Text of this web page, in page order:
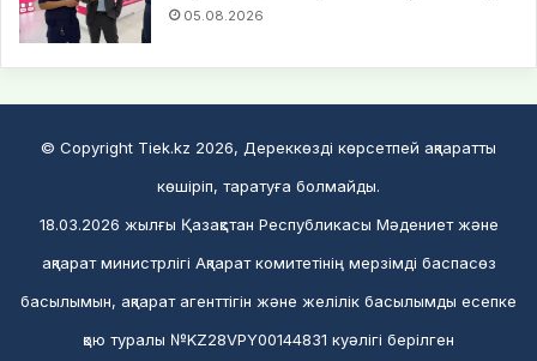
05.08.2026
© Copyright Tiek.kz 2026, Дереккөзді көрсетпей ақпаратты
көшіріп, таратуға болмайды.
18.03.2026 жылғы Қазақстан Республикасы Мәдениет және
ақпарат министрлігі Ақпарат комитетінің мерзімді баспасөз
басылымын, ақпарат агенттігін және желілік басылымды есепке
қою туралы №KZ28VPY00144831 куәлігі берілген